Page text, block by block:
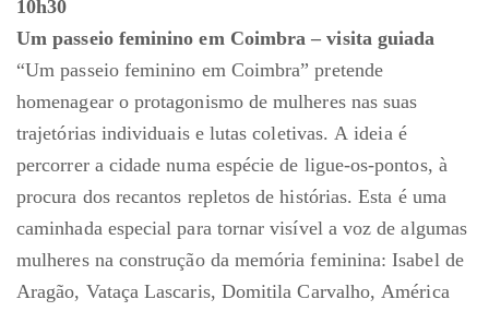
10h30
Um passeio feminino em Coimbra – visita guiada
“Um passeio feminino em Coimbra” pretende
homenagear o protagonismo de mulheres nas suas
trajetórias individuais e lutas coletivas. A ideia é
percorrer a cidade numa espécie de ligue-os-pontos, à
procura dos recantos repletos de histórias. Esta é uma
caminhada especial para tornar visível a voz de algumas
mulheres na construção da memória feminina: Isabel de
Aragão, Vataça Lascaris, Domitila Carvalho, América